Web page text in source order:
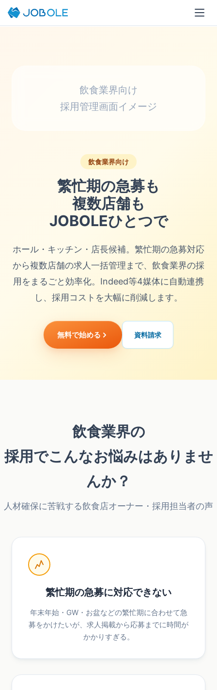
JOBOLE > 飲食業界向け
飲食業界向け
繁忙期の急募も
複数店舗も
JOBOLEひとつで
ホール・キッチン・店長候補。繁忙期の急募対応
から複数店舗の求人一括管理まで、飲食業界の採
用をまるごと効率化。Indeed等4媒体に自動連携
し、採用コストを大幅に削減します。
無料で始める 資料請求
飲食業界向け
採用管理画面イメージ
飲食業界の
採用でこんなお悩みはありませ
んか？
人材確保に苦戦する飲食店オーナー・採用担当者の声
繁忙期の急募に対応できない
年末年始・GW・お盆などの繁忙期に合わせて急
募をかけたいが、求人掲載から応募までに時間が
かかりすぎる。